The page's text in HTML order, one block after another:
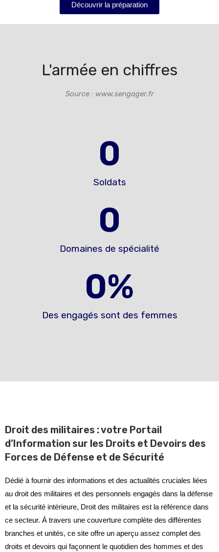
Découvrir la préparation
L'armée en chiffres
Source : www.sengager.fr
Soldats
0
Domaines de spécialité
0
Des engagés sont des femmes
0%
Droit des militaires : votre Portail
d’Information sur les Droits et Devoirs des
Forces de Défense et de Sécurité
Dédié à fournir des informations et des actualités cruciales liées
au droit des militaires et des personnels engagés dans la défense
et la sécurité intérieure, Droit des militaires est la référence dans
ce secteur. À travers une couverture complète des différentes
branches et unités, ce site offre un aperçu assez complet des
droits et devoirs qui façonnent le quotidien des hommes et des